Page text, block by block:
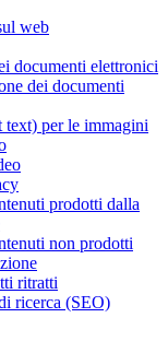
web
documenti elettronici
dei documenti
text) per le immagini
prodotti dalla
non prodotti
ritratti
ricerca (SEO)